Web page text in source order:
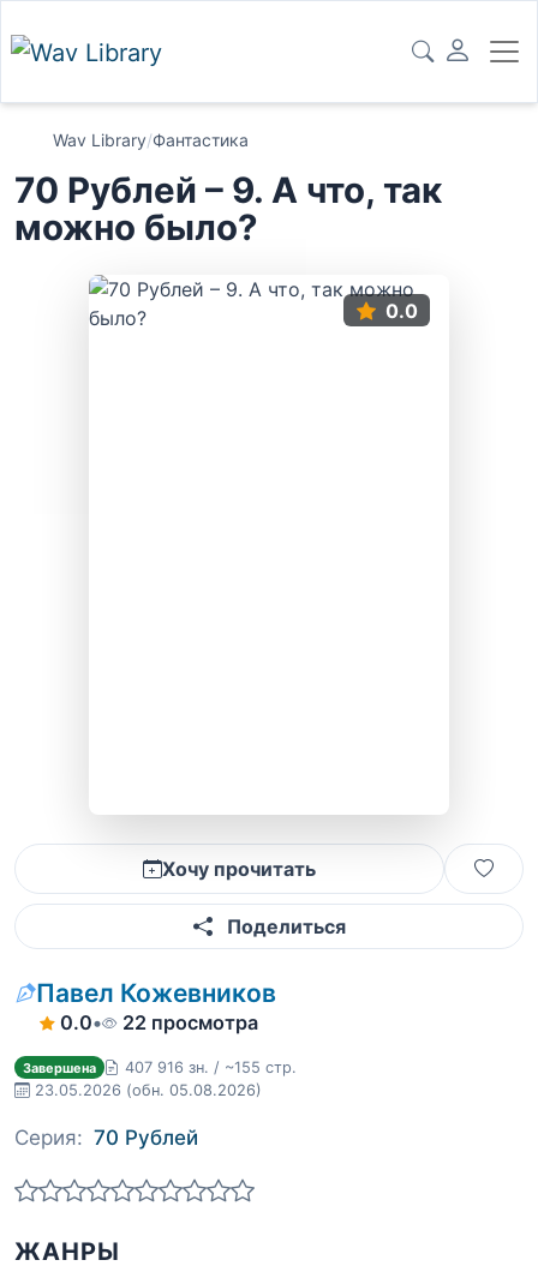
Wav Library/Фантастика
70 Рублей – 9. А что, так
можно было?
0.0
Хочу прочитать
Поделиться
Павел Кожевников
0.0• 22 просмотра
Завершена
407 916 зн. / ~155 стр.
23.05.2026 (обн. 05.08.2026)
Серия: 70 Рублей
ЖАНРЫ